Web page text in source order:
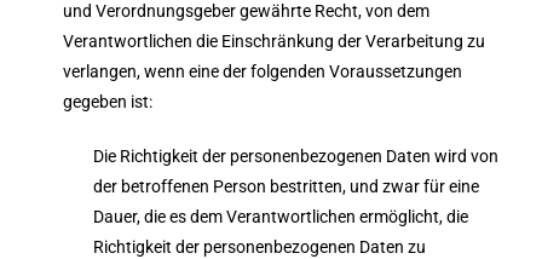
und Verordnungsgeber gewährte Recht, von dem
Verantwortlichen die Einschränkung der Verarbeitung zu
verlangen, wenn eine der folgenden Voraussetzungen
gegeben ist:
Die Richtigkeit der personenbezogenen Daten wird von
der betroffenen Person bestritten, und zwar für eine
Dauer, die es dem Verantwortlichen ermöglicht, die
Richtigkeit der personenbezogenen Daten zu